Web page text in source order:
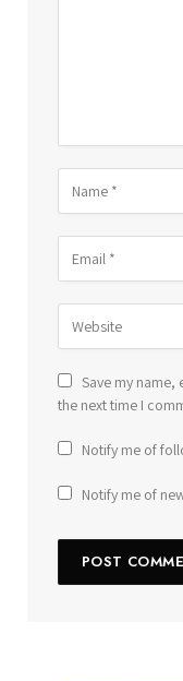
Save my
the next time I
Notify me of
Notify me of